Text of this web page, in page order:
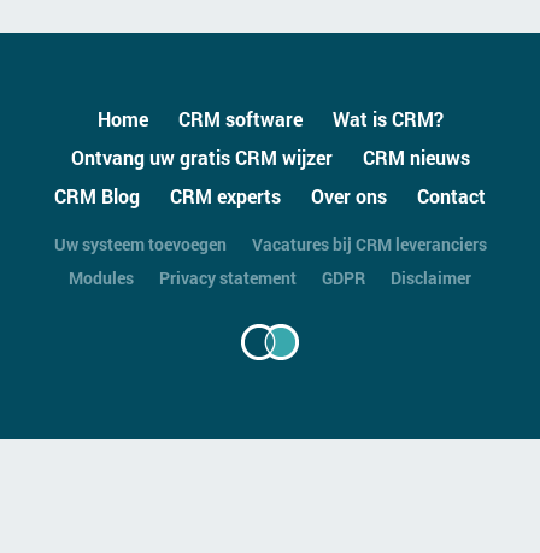
Home CRM software
Wat is CRM?
Ontvang uw gratis CRM wijzer
CRM nieuws
CRM Blog
CRM experts Over ons Contact
Uw systeem toevoegen
Vacatures bij CRM leveranciers
Modules
Privacy statement GDPR Disclaimer